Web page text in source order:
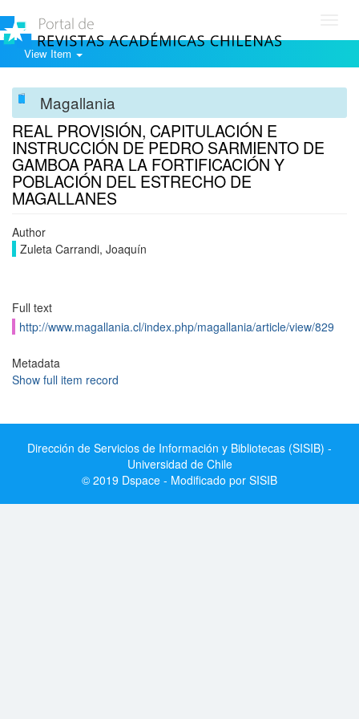
View Item
Magallania
REAL PROVISIÓN, CAPITULACIÓN E
INSTRUCCIÓN DE PEDRO SARMIENTO DE
GAMBOA PARA LA FORTIFICACIÓN Y
POBLACIÓN DEL ESTRECHO DE
MAGALLANES
Author
Zuleta Carrandi, Joaquín
Full text
http://www.magallania.cl/index.php/magallania/article/view/829
Metadata
Show full item record
Dirección de Servicios de Información y Bibliotecas (SISIB) -
Universidad de Chile
© 2019 Dspace - Modificado por SISIB